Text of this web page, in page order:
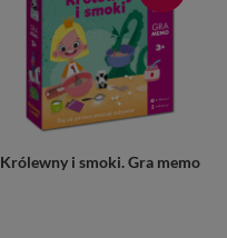
Królewny i smoki. Gra memo